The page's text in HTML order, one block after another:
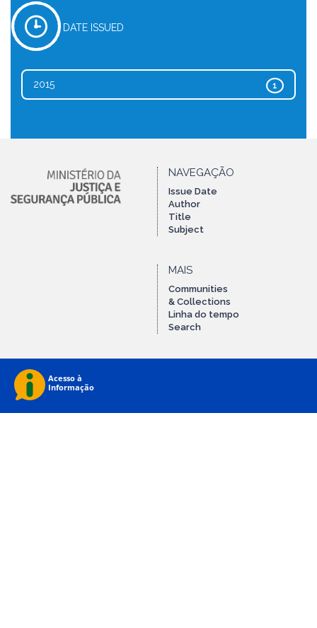
DATE ISSUED
1
2015
NAVEGAÇÃO
Issue Date
Author
Title
Subject
MAIS
Communities
& Collections
Linha do tempo
Search